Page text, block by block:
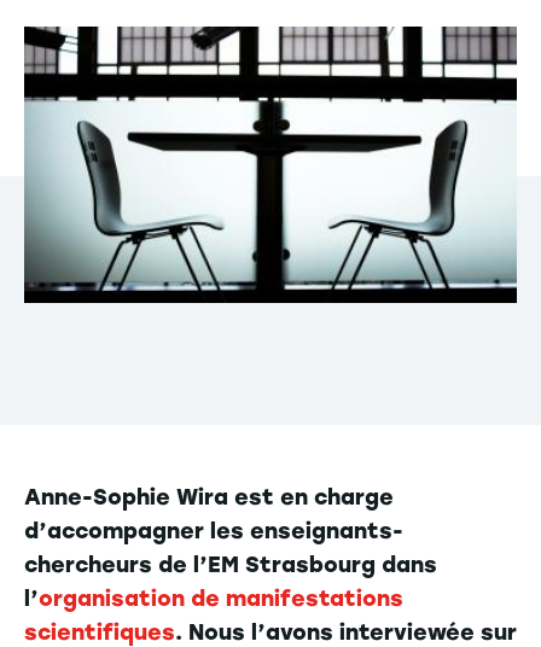
Anne-Sophie Wira est en charge
d’accompagner les enseignants-
chercheurs de l’EM Strasbourg dans
l’organisation de manifestations
scientifiques. Nous l’avons interviewée sur